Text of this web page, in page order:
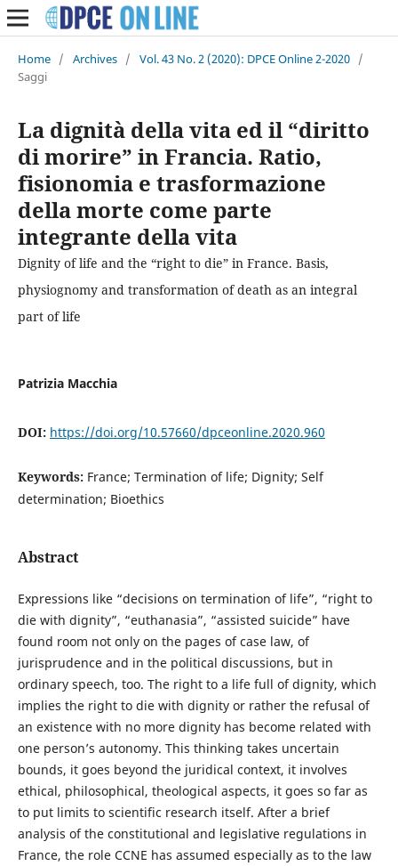
Home / Archives / Vol. 43 No. 2 (2020): DPCE Online 2-2020 /
Saggi
La dignità della vita ed il “diritto
di morire” in Francia. Ratio,
fisionomia e trasformazione
della morte come parte
integrante della vita
Dignity of life and the “right to die” in France. Basis,
physiognomy and transformation of death as an integral
part of life
Patrizia Macchia
DOI: https://doi.org/10.57660/dpceonline.2020.960
Keywords: France; Termination of life; Dignity; Self
determination; Bioethics
Abstract
Expressions like “decisions on termination of life”, “right to
die with dignity”, “euthanasia”, “assisted suicide” have
found room not only on the pages of case law, of
jurisprudence and in the political discussions, but in
ordinary speech, too. The right to a life full of dignity, which
implies the right to die with dignity or rather the refusal of
an existence with no more dignity has become related with
one person’s autonomy. This thinking takes uncertain
bounds, it goes beyond the juridical context, it involves
ethical, philosophical, theological aspects, it goes so far as
to put limits to scientific research itself. After a brief
analysis of the constitutional and legislative regulations in
France, the role CCNE has assumed especially as to the law